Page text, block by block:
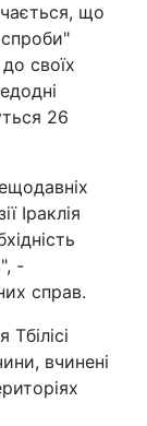
що
спроби"
своїх
26
Іраклія
-
справ.
вчинені